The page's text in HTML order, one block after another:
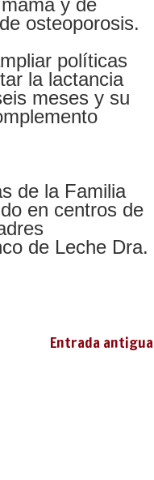
y de
osteoporosis.
políticas
la lactancia
meses y su
de la Familia
en centros de
de Leche Dra.
Entrada antigua